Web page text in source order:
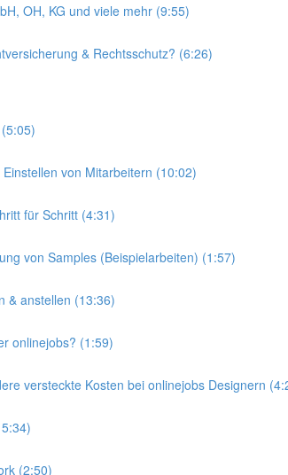
OH, KG und viele mehr (9:55)
& Rechtsschutz? (6:26)
von Mitarbeitern (10:02)
für Schritt (4:31)
von Samples (Beispielarbeiten) (1:57)
& anstellen (13:36)
onlinejobs? (1:59)
versteckte Kosten bei onlinejobs Designern
(2:50)